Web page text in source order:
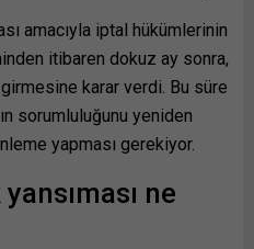
amacıyla iptal hükümlerinin
itibaren dokuz ay sonra,
karar verdi. Bu süre
sorumluluğunu yeniden
yapması gerekiyor.
ne